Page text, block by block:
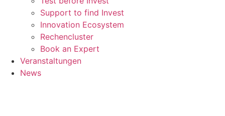
Support to find Invest
Innovation Ecosystem
Rechencluster​
Book an Expert
Veranstaltungen
News